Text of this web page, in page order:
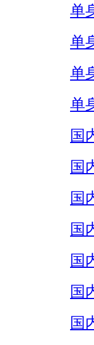
单
单
单
单
国
国
国
国
国
国
国